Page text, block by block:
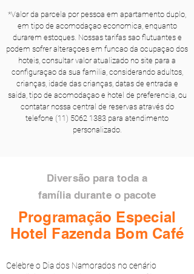
*Valor da parcela por pessoa em apartamento duplo,
em tipo de acomodaçao economica, enquanto
durarem estoques. Nossas tarifas sao flutuantes e
podem sofrer alteraçoes em funcao da ocupaçao dos
hoteis, consultar valor atualizado no site para a
configuraçao da sua familia, considerando adultos,
crianças, idade das crianças, datas de entrada e
saida, tipo de acomodaçao e hotel de preferencia, ou
contatar nossa central de reservas através do
telefone (11) 5062 1383 para atendimento
personalizado.
Diversão para toda a
famíliadurante o pacote
Programação Especial
Hotel Fazenda Bom Café
Celebre o Dia dos Namorados no cenário